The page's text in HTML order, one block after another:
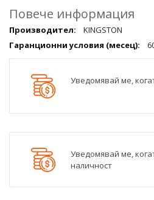
Повече информация
Повече
информация
qqq
KINGSTON
Уведомявай ме,
Уведомявай ме,
наличност